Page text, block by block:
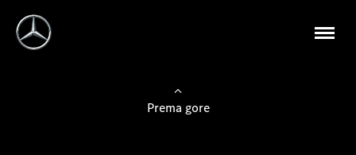
Prema gore